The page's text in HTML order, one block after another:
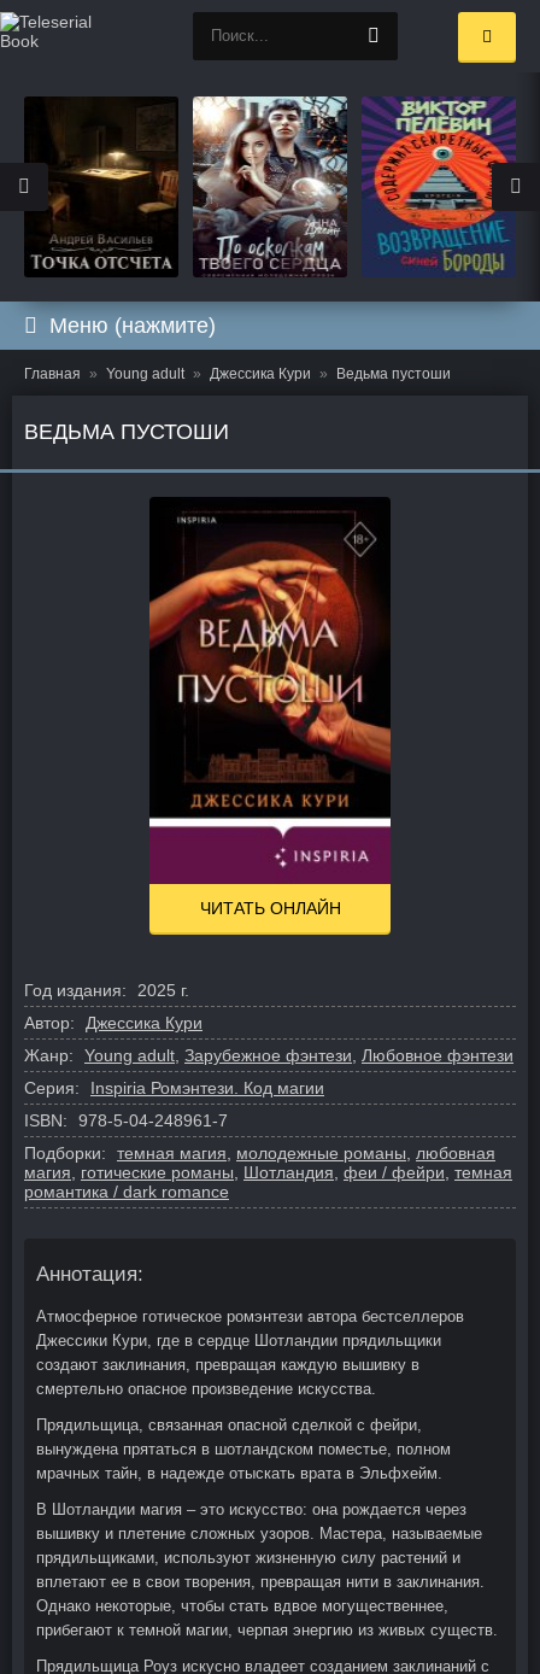
Меню (нажмите)
Главная Young adult Джессика Кури Ведьма пустоши
ВЕДЬМА ПУСТОШИ
ЧИТАТЬ ОНЛАЙН
Год издания:
2025 г.
Автор:
Джессика Кури
Жанр:
Young adult Зарубежное фэнтези
Любовное фэнтези
Серия:
Inspiria Ромэнтези. Код магии
ISBN:
978-5-04-248961-7
Подборки:
темная магия молодежные романы
любовная
магия
готические романы Шотландия феи / фейри темная
романтика / dark romance
Аннотация:
Атмосферное готическое ромэнтези автора бестселлеров
Джессики Кури, где в сердце Шотландии прядильщики
создают заклинания, превращая каждую вышивку в
смертельно опасное произведение искусства.
Прядильщица, связанная опасной сделкой с фейри,
вынуждена прятаться в шотландском поместье, полном
мрачных тайн, в надежде отыскать врата в Эльфхейм.
В Шотландии магия – это искусство: она рождается через
вышивку и плетение сложных узоров. Мастера, называемые
прядильщиками, используют жизненную силу растений и
вплетают ее в свои творения, превращая нити в заклинания.
Однако некоторые, чтобы стать вдвое могущественнее,
прибегают к темной магии, черпая энергию из живых существ.
Прядильщица Роуз искусно владеет созданием заклинаний с